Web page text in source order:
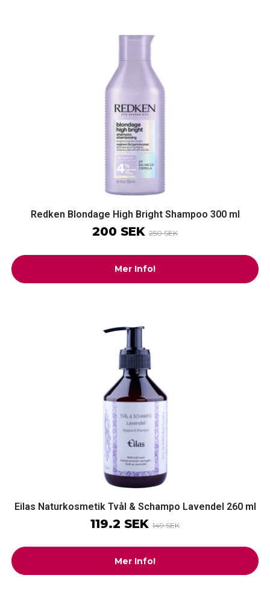
Redken Blondage High Bright Shampoo 300 ml
200 SEK 250 SEK
Mer Info!
Eilas Naturkosmetik Tvål & Schampo Lavendel 260 ml
119.2 SEK 149 SEK
Mer Info!